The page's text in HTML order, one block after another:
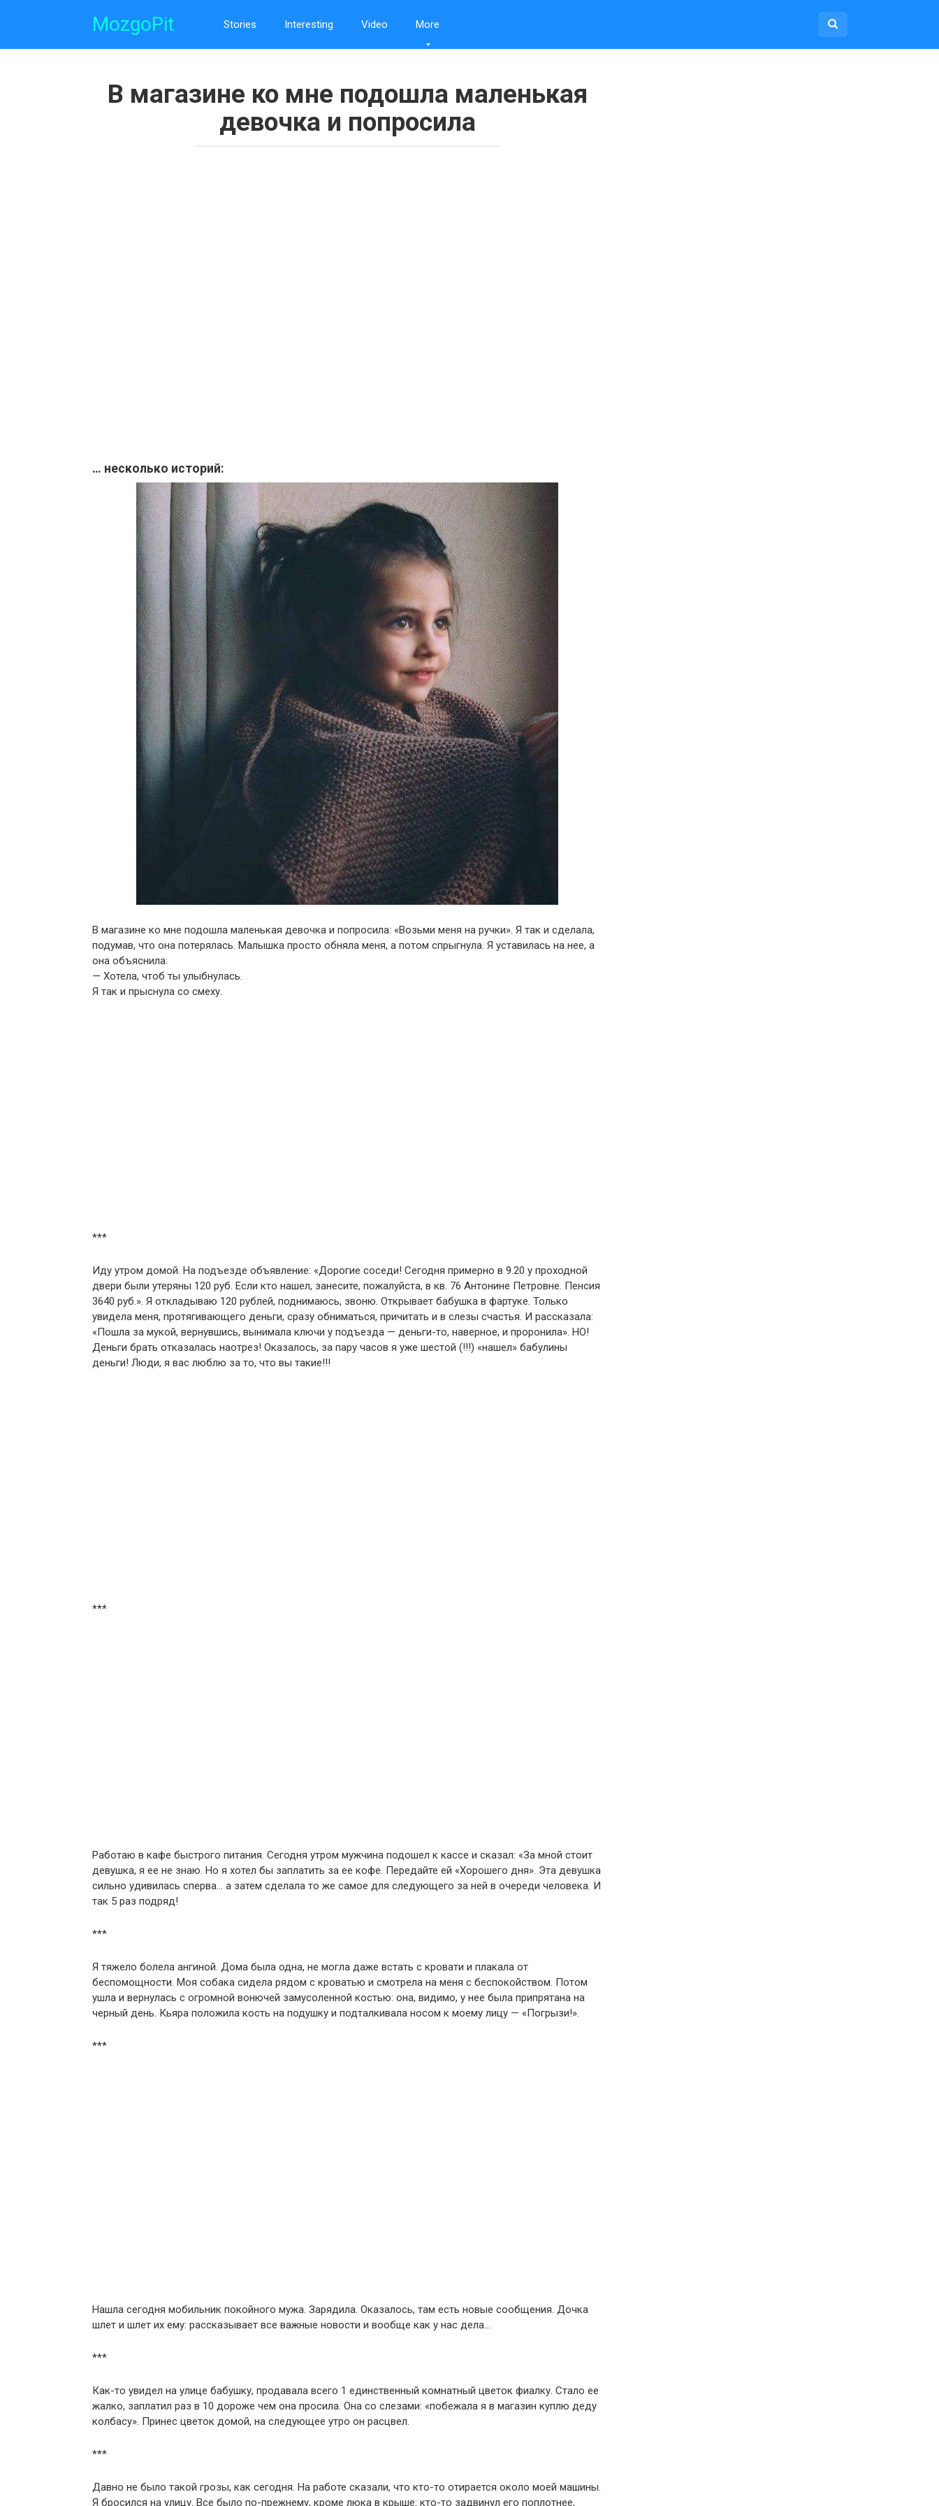
MozgoPit Stories Interesting Video More
В магазине ко мне подошла маленькая
девочка и попросила
… несколько историй:
В магазине ко мне подошла маленькая девочка и попросила: «Возьми меня на ручки». Я так и сделала,
подумав, что она потерялась. Малышка просто обняла меня, а потом спрыгнула. Я уставилась на нее, а
она объяснила:
— Хотела, чтоб ты улыбнулась.
Я так и прыснула со смеху.
***
Иду утром домой. На подъезде объявление: «Дорогие соседи! Сегодня примерно в 9.20 у проходной
двери были утеряны 120 руб. Если кто нашел, занесите, пожалуйста, в кв. 76 Антонине Петровне. Пенсия
3640 руб.». Я откладываю 120 рублей, поднимаюсь, звоню. Открывает бабушка в фартуке. Только
увидела меня, протягивающего деньги, сразу обниматься, причитать и в слезы счастья. И рассказала:
«Пошла за мукой, вернувшись, вынимала ключи у подъезда — деньги-то, наверное, и проронила». НО!
Деньги брать отказалась наотрез! Оказалось, за пару часов я уже шестой (!!!) «нашел» бабулины
деньги! Люди, я вас люблю за то, что вы такие!!!
***
Работаю в кафе быстрого питания. Сегодня утром мужчина подошел к кассе и сказал: «За мной стоит
девушка, я ее не знаю. Но я хотел бы заплатить за ее кофе. Передайте ей «Хорошего дня». Эта девушка
сильно удивилась сперва… а затем сделала то же самое для следующего за ней в очереди человека. И
так 5 раз подряд!
***
Я тяжело болела ангиной. Дома была одна, не могла даже встать с кровати и плакала от
беспомощности. Моя собака сидела рядом с кроватью и смотрела на меня с беспокойством. Потом
ушла и вернулась с огромной вонючей замусоленной костью: она, видимо, у нее была припрятана на
черный день. Кьяра положила кость на подушку и подталкивала носом к моему лицу — «Погрызи!».
***
Нашла сегодня мобильник покойного мужа. Зарядила. Оказалось, там есть новые сообщения. Дочка
шлет и шлет их ему: рассказывает все важные новости и вообще как у нас дела…
***
Как-то увидел на улице бабушку, продавала всего 1 единственный комнатный цветок фиалку. Стало ее
жалко, заплатил раз в 10 дороже чем она просила. Она со слезами: «побежала я в магазин куплю деду
колбасу». Принес цветок домой, на следующее утро он расцвел.
***
Давно не было такой грозы, как сегодня. На работе сказали, что кто-то отирается около моей машины.
Я бросился на улицу. Все было по-прежнему, кроме люка в крыше: кто-то задвинул его поплотнее,